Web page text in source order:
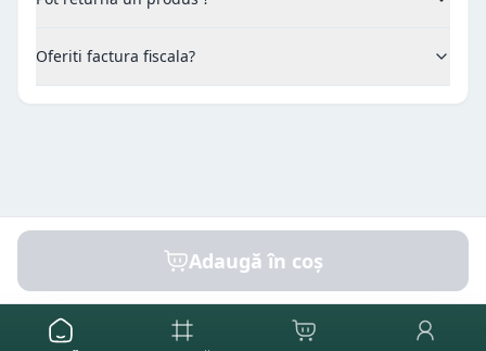
Oferiti factura fiscala?
Adaugă în coș